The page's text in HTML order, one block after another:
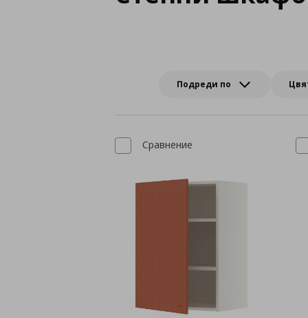
Подреди по
Сравнение